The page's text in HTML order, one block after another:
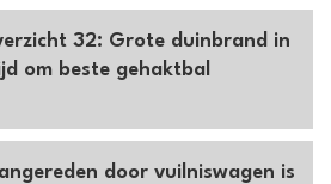
32: Grote duinbrand in
om beste gehaktbal
door vuilniswagen is